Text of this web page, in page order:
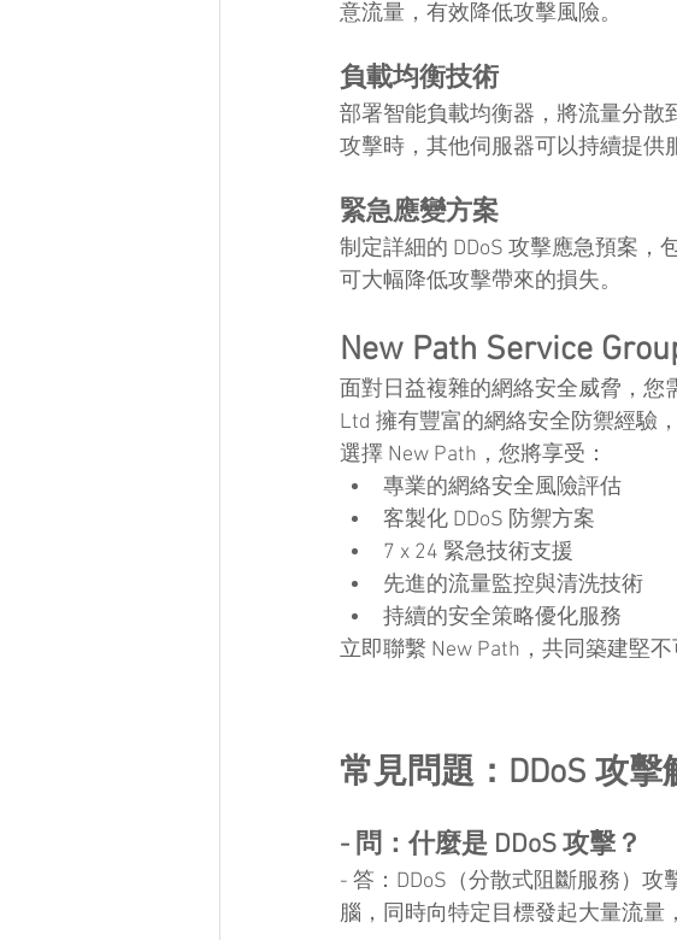
意流量，有效降低攻擊風險。
負載均衡技術
部署智能負載均衡器，將流量分散
攻擊時，其他伺服器可以持續提供
緊急應變方案
制定詳細的 DDoS 攻擊應急預案，
可大幅降低攻擊帶來的損失。
New Path Service
面對日益複雜的網絡安全威脅，您
Ltd 擁有豐富的網絡安全防禦經驗
選擇 New Path，您將享受：
專業的網絡安全風險評估
客製化 DDoS 防禦方案
7 x 24 緊急技術支援
先進的流量監控與清洗技術
持續的安全策略優化服務
立即聯繫 New Path，共同築建堅
常見問題：DDoS 攻擊
- 問：什麼是 DDoS 攻擊？
- 答：DDoS（分散式阻斷服務）
腦，同時向特定目標發起大量流量